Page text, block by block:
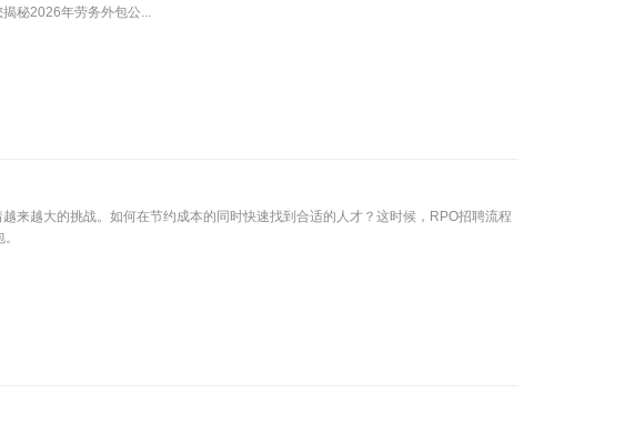
秘2026年劳务外包公...
来越大的挑战。如何在节约成本的同时快速找到合适的人才？这时候，RPO招聘流程